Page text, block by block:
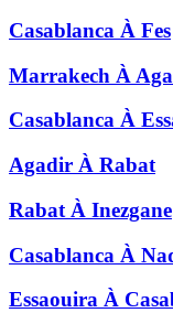
Casablanca À Fes
Marrakech À
Casablanca À
Agadir À Rabat
Rabat À Inezgane
Casablanca À
Essaouira À